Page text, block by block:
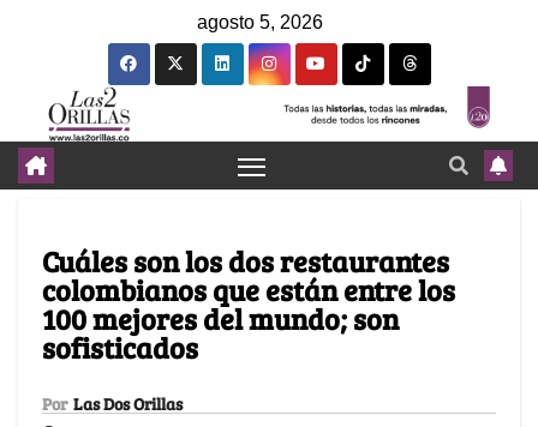
agosto 5, 2026
Cuáles son los dos restaurantes
colombianos que están entre los
100 mejores del mundo; son
sofisticados
Por Las Dos Orillas